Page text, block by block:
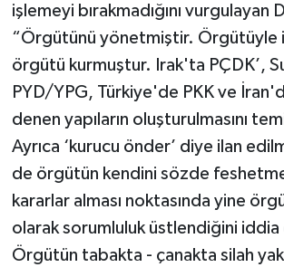
işlemeyi bırakmadığını vurgulayan
“Örgütünü yönetmiştir. Örgütüyle
örgütü kurmuştur. Irak'ta PÇDK’,
PYD/YPG, Türkiye'de PKK ve
denen yapıların oluşturulmasını
Ayrıca ‘kurucu önder’ diye ilan
de örgütün kendini sözde
kararlar alması noktasında yine
olarak sorumluluk üstlendiğini
Örgütün tabakta - çanakta silah